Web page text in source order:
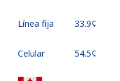
Línea fija ⁦33.9¢⁩
Celular ⁦54.5¢⁩